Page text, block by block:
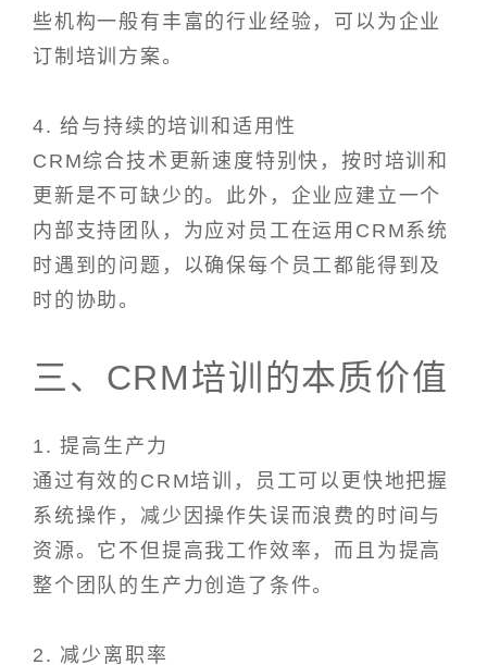
些机构一般有丰富的行业经验，可以为企业
订制培训方案。
4. 给与持续的培训和适用性
CRM综合技术更新速度特别快，按时培训和
更新是不可缺少的。此外，企业应建立一个
内部支持团队，为应对员工在运用CRM系统
时遇到的问题，以确保每个员工都能得到及
时的协助。
三、CRM培训的本质价值
1. 提高生产力
通过有效的CRM培训，员工可以更快地把握
系统操作，减少因操作失误而浪费的时间与
资源。它不但提高我工作效率，而且为提高
整个团队的生产力创造了条件。
2. 减少离职率